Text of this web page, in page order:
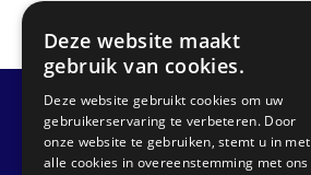
Info
Deze website maakt
gebruik van cookies.
Deze website gebruikt cookies om uw
gebruikerservaring te verbeteren. Door
onze website te gebruiken, stemt u in met
alle cookies in overeenstemming met ons